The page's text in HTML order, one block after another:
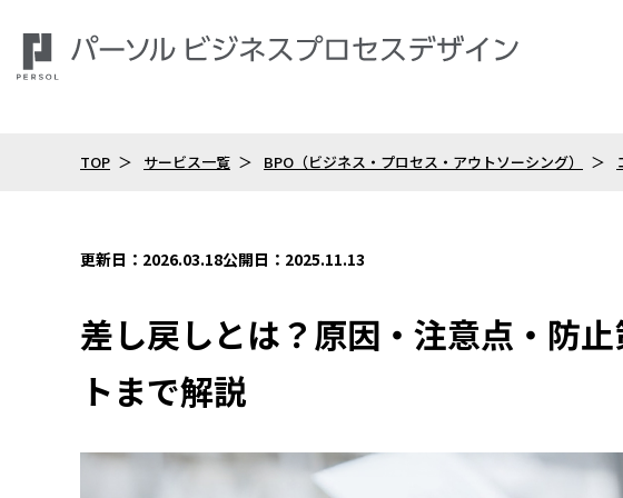
TOP サービス一覧 BPO（ビジネス・プロセス・アウトソーシング）
更新日：2026.03.18公開日：2025.11.13
差し戻しとは？原因・注意点・防
トまで解説